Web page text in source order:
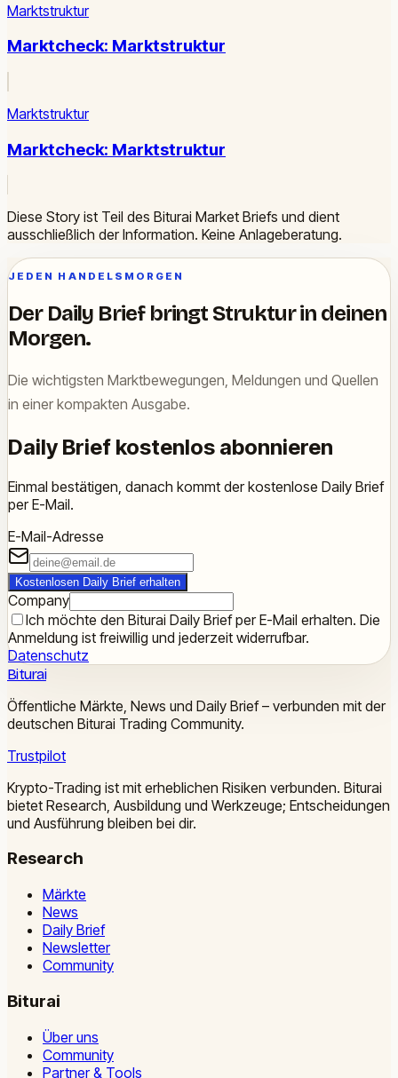
Marktstruktur
Marktcheck: Marktstruktur
Marktstruktur
Marktcheck: Marktstruktur
Diese Story ist Teil des Biturai Market Briefs und dient
ausschließlich der Information. Keine Anlageberatung.
JEDEN HANDELSMORGEN
Der Daily Brief bringt Struktur in deinen
Morgen.
Die wichtigsten Marktbewegungen, Meldungen und Quellen
in einer kompakten Ausgabe.
Daily Brief kostenlos abonnieren
Einmal bestätigen, danach kommt der kostenlose Daily Brief
per E-Mail.
E-Mail-Adresse
Kostenlosen Daily Brief erhalten
Company
Ich möchte den Biturai Daily Brief per E-Mail erhalten. Die
Anmeldung ist freiwillig und jederzeit widerrufbar.
Datenschutz
Biturai
Öffentliche Märkte, News und Daily Brief – verbunden mit der
deutschen Biturai Trading Community.
Trustpilot
Krypto-Trading ist mit erheblichen Risiken verbunden. Biturai
bietet Research, Ausbildung und Werkzeuge; Entscheidungen
und Ausführung bleiben bei dir.
Research
Märkte
News
Daily Brief
Newsletter
Community
Biturai
Über uns
Community
Partner & Tools